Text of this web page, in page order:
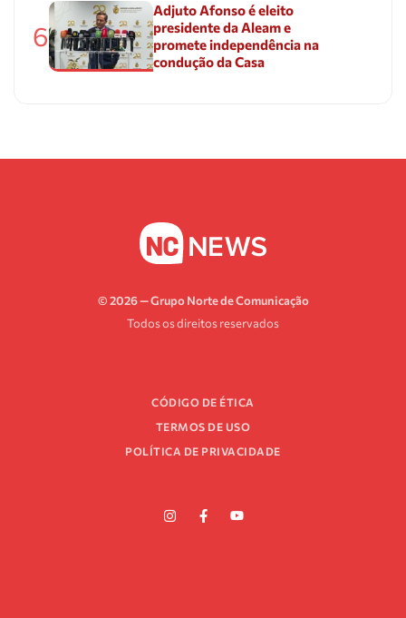
6
Adjuto Afonso é eleito
presidente da Aleam e
promete independência na
condução da Casa
© 2026 — Grupo Norte de Comunicação
Todos os direitos reservados
CÓDIGO DE ÉTICA
TERMOS DE USO
POLÍTICA DE PRIVACIDADE